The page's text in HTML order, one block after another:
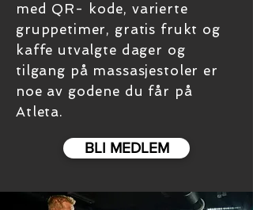
med QR- kode, varierte
gruppetimer, gratis frukt og
kaffe utvalgte dager og
tilgang på massasjestoler er
noe av godene du får på
Atleta.
BLI MEDLEM